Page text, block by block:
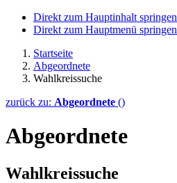
Direkt zum Hauptinhalt springen
Direkt zum Hauptmenü springen
Startseite
Abgeordnete
Wahlkreissuche
zurück zu: Abgeordnete ()
Abgeordnete
Wahlkreissuche